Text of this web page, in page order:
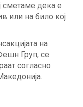
сметаме дека е
или на било кој
на
Груп, се
согласно